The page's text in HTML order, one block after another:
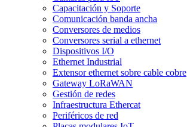
Capacitación y Soporte
Comunicación banda ancha
Conversores de medios
Conversores serial a ethernet
Dispositivos I/O
Ethernet Industrial
Extensor ethernet sobre cable cobre
Gateway LoRaWAN
Gestión de redes
Infraestructura Ethercat
Periféricos de red